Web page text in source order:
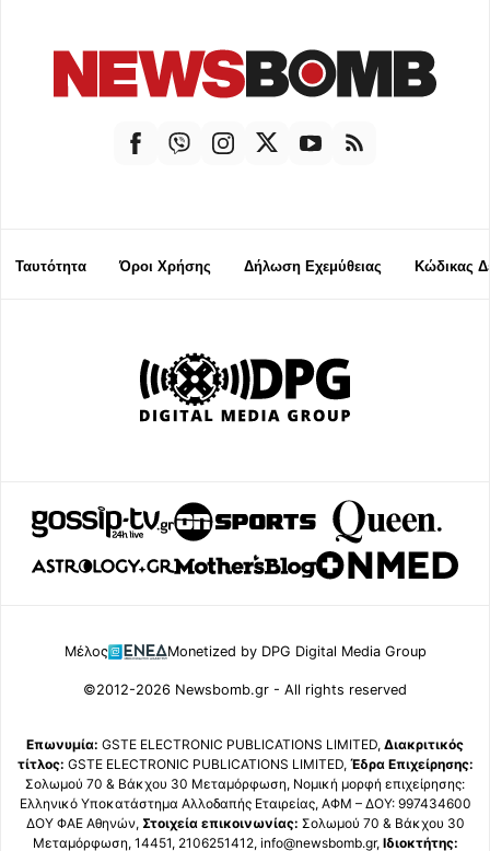
Ταυτότητα Όροι Χρήσης Δήλωση Εχεμύθειας Κώδικας
Μέλος Monetized by DPG Digital Media Group
©2012-2026 Newsbomb.gr - All rights reserved
Επωνυμία: GSTE ELECTRONIC PUBLICATIONS LIMITED, Διακριτικός
τίτλος: GSTE ELECTRONIC PUBLICATIONS LIMITED, Έδρα Επιχείρησης:
Σολωμού 70 & Βάκχου 30 Μεταμόρφωση, Νομική μορφή επιχείρησης:
Ελληνικό Υποκατάστημα Αλλοδαπής Εταιρείας, ΑΦΜ – ΔΟΥ: 997434600
ΔΟΥ ΦΑΕ Αθηνών, Στοιχεία επικοινωνίας: Σολωμού 70 & Βάκχου 30
Μεταμόρφωση, 14451, 2106251412, info@newsbomb.gr, Ιδιοκτήτης: